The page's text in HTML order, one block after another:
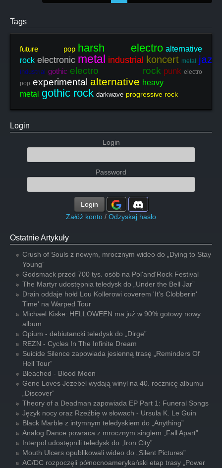
Tags
future pop harsh electro alternative
rock electronic metal industrial koncert metal jazz
industrial gothic electro rock punk electro
pop experimental alternative heavy
metal
gothic rock darkwave progressive rock
Login
Login
Password
Login
Załóż konto / Odzyskaj hasło
Ostatnie Artykuły
Crush of Souls z nowym, mrocznym wideo do „Dying to Stay
Young”
Godsmack przed 700 tys. osób na Pol'and'Rock Festival
The Martyr udostępnia teledysk do „Under the Bell Jar”
Drain oddaje hołd Lou Kollerowi coverem 'It's Clobberin'
Time' na Warped Tour
Michael Kiske: HELLOWEEN ma już w 90% gotowy nowy
album
Opium - debiutancki teledysk do „Dirge”
REZN - Cycles In The Infinite Dream
Suicide Silence zapowiada jesienną trasę „Reminders Of
Hell Tour”
Bleached - Blood Moon
Gene Loves Jezebel wydają winyl na 40. rocznicę albumu
„Discover”
Theory of a Deadman zapowiada EP Part 1: Funeral Songs
Język nocy oraz Rzeźbię w słowach - Ursula K. Le Guin
Black Marble z intymnym teledyskiem do „Anything”
Analog Dance powraca z mrocznym singlem „Fall Apart”
Interpol udostępnili teledysk do „Iron City”
Mouth Ulcers opublikowali wideo do „Silent Pictures”
AC/DC rozpoczęli północnoamerykański etap trasy „Power